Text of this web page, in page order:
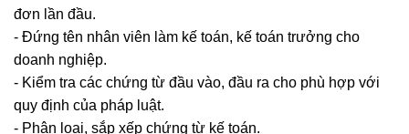
đơn lần đầu.
- Đứng tên nhân viên làm kế toán, kế toán trưởng cho
doanh nghiệp.
- Kiểm tra các chứng từ đầu vào, đầu ra cho phù hợp với
quy định của pháp luật.
- Phân loại, sắp xếp chứng từ kế toán.